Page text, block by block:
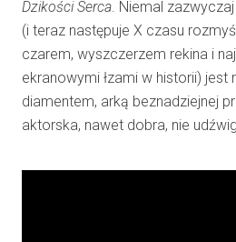
Dzikości Serca. Niemal zazwyczaj
(i teraz następuje X czasu
czarem, wyszczerzem rekina i
ekranowymi łzami w historii) jest
diamentem, arką beznadziejnej
aktorska, nawet dobra, nie